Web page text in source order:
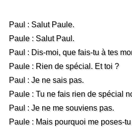
Paul : Salut Paule.
Paule : Salut Paul.
Paul : Dis-moi, que fais-tu à tes
Paule : Rien de spécial. Et toi ?
Paul : Je ne sais pas.
Paule : Tu ne fais rien de spécial
Paul : Je ne me souviens pas.
Paule : Mais pourquoi me poses-